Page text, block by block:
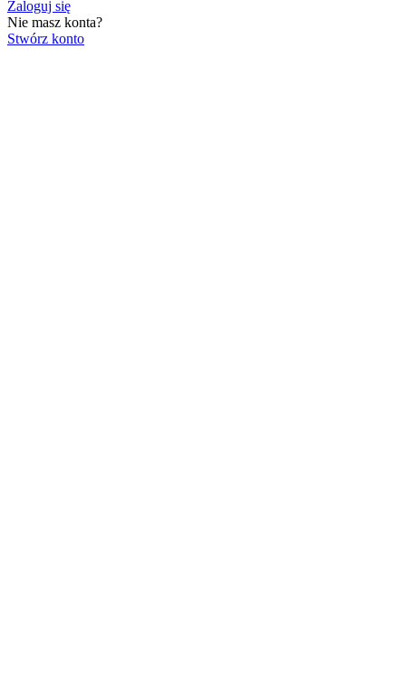
Zaloguj się
Nie masz konta?
Stwórz konto